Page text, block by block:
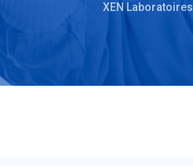
XEN Laboratoires